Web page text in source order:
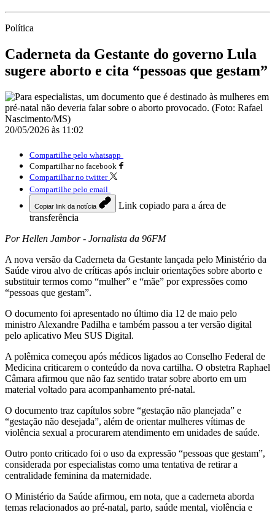
Política
Caderneta da Gestante do governo Lula
sugere aborto e cita “pessoas que gestam”
20/05/2026 às 11:02
Compartilhe pelo whatsapp
Compartilhar no facebook
Compartilhar no twitter
Compartilhe pelo email
Copiar link da notícia
Link copiado para a área de
transferência
Por Hellen Jambor - Jornalista da 96FM
A nova versão da Caderneta da Gestante lançada pelo Ministério da
Saúde virou alvo de críticas após incluir orientações sobre aborto e
substituir termos como “mulher” e “mãe” por expressões como
“pessoas que gestam”.
O documento foi apresentado no último dia 12 de maio pelo
ministro Alexandre Padilha e também passou a ter versão digital
pelo aplicativo Meu SUS Digital.
A polêmica começou após médicos ligados ao Conselho Federal de
Medicina criticarem o conteúdo da nova cartilha. O obstetra Raphael
Câmara afirmou que não faz sentido tratar sobre aborto em um
material voltado para acompanhamento pré-natal.
O documento traz capítulos sobre “gestação não planejada” e
“gestação não desejada”, além de orientar mulheres vítimas de
violência sexual a procurarem atendimento em unidades de saúde.
Outro ponto criticado foi o uso da expressão “pessoas que gestam”,
considerada por especialistas como uma tentativa de retirar a
centralidade feminina da maternidade.
O Ministério da Saúde afirmou, em nota, que a caderneta aborda
temas relacionados ao pré-natal, parto, saúde mental, violência e